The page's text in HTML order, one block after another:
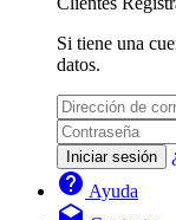
Si tiene una
datos.
Iniciar sesión
help Ayuda